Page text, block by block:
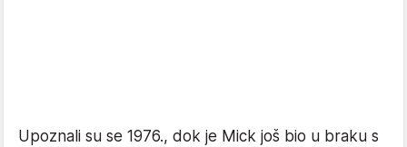
Upoznali su se 1976., dok je Mick još bio u braku s